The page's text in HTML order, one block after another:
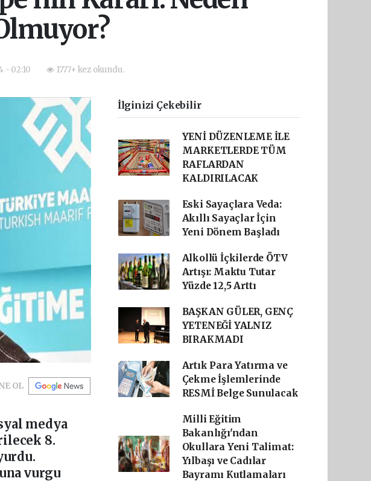
- 02:10 1777+ kez okundu.
OL
medya
8.
vurgu
İlginizi Çekebilir
YENİ DÜZENLEME İLE
MARKETLERDE TÜM
RAFLARDAN
KALDIRILACAK
Eski Sayaçlara Veda:
Akıllı Sayaçlar İçin
Yeni Dönem Başladı
Alkollü İçkilerde ÖTV
Artışı: Maktu Tutar
Yüzde 12,5 Arttı
BAŞKAN GÜLER, GENÇ
YETENEĞİ YALNIZ
BIRAKMADI
Artık Para Yatırma ve
Çekme İşlemlerinde
RESMİ Belge Sunulacak
Milli Eğitim
Bakanlığı'ndan
Okullara Yeni Talimat:
Yılbaşı ve Cadılar
Bayramı Kutlamaları